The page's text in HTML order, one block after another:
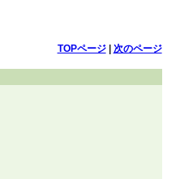
TOPページ| 次のページ